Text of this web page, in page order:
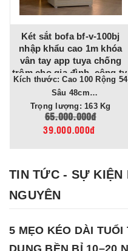
Két sắt bofa bf-v-100bj
nhập khẩu cao 1m khóa
vân tay app tuya chống
trộm cho gia đình, công ty,
tiệm vàng
Kích thước: Cao 100 Rộng 54
Sâu 48cm
Trọng lượng: 163 Kg
65.000.000đ
39.000.000đ
TIN TỨC - SỰ KIỆN
NGUYÊN
5 MẸO KÉO DÀI
DỤNG BỀN BỈ 10–20